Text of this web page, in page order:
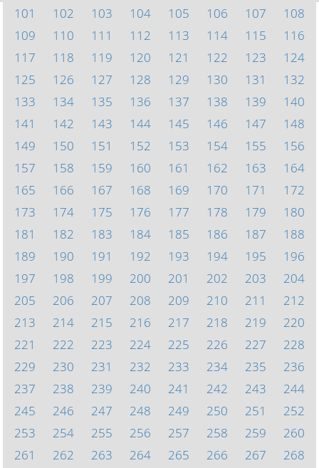
101
102 103 104 105 106 107
108
109
110 111 112 113 114 115
116
117
118 119 120 121 122 123
124
125
126 127 128 129 130 131
132
133
134 135 136 137 138 139
140
141
142 143 144 145 146 147
148
149
150 151 152 153 154 155
156
157
158 159 160 161 162 163
164
165
166 167 168 169 170 171
172
173
174 175 176 177 178 179
180
181
182 183 184 185 186 187
188
189
190 191 192 193 194 195
196
197
198 199 200 201 202 203
204
205
206 207 208 209 210 211
212
213
214 215 216 217 218 219
220
221
222 223 224 225 226 227
228
229
230 231 232 233 234 235
236
237
238 239 240 241 242 243
244
245
246 247 248 249 250 251
252
253
254 255 256 257 258 259
260
261
262 263 264 265 266 267
268